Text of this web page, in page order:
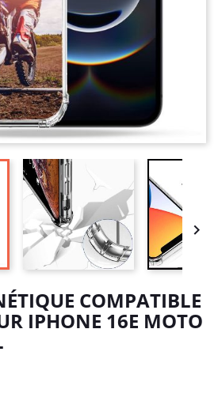

COMPATIBLE
IPHONE 16E MOTO